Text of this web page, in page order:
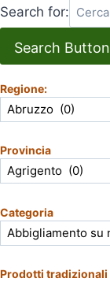
Search for:
Search Button
Regione:
Provincia
Categoria
Prodotti tradizionali